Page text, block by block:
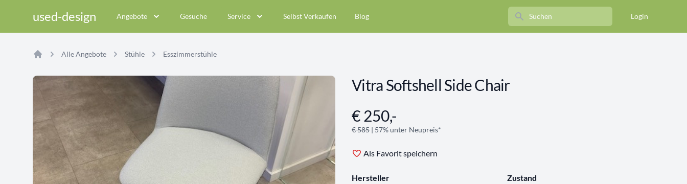
used-design Angebote Gesuche Service Selbst Verkaufen Blog Search Login
Alle Angebote Stühle Esszimmerstühle
Vitra Softshell Side Chair
Angebotsinformationen
€ 250,-
€ 585 | 57% unter Neupreis*
Als Favorit speichern
Hersteller
Zustand